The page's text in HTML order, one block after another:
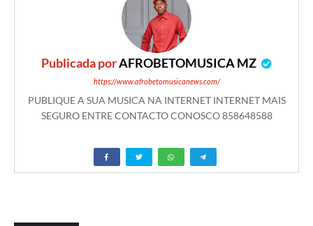
Publicada porAFROBETOMUSICA MZ
https://www.afrobetomusicanews.com/
PUBLIQUE A SUA MUSICA NA INTERNET INTERNET MAIS
SEGURO ENTRE CONTACTO CONOSCO 858648588